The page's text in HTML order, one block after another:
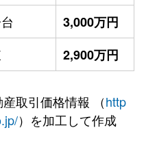
3,000万円
2,900万円
取引価格情報 （http
）を加工して作成